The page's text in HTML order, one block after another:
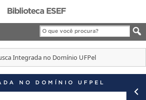
Legislação
Canais
Biblioteca ESEF
Integrada no Domínio UFPel
NO DOMÍNIO UFPEL